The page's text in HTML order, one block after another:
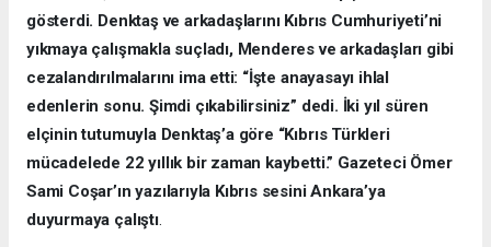
gösterdi. Denktaş ve arkadaşlarını Kıbrıs Cumhuriyeti’ni
yıkmaya çalışmakla suçladı, Menderes ve arkadaşları gibi
cezalandırılmalarını ima etti: “İşte anayasayı ihlal
edenlerin sonu. Şimdi çıkabilirsiniz” dedi. İki yıl süren
elçinin tutumuyla Denktaş’a göre “Kıbrıs Türkleri
mücadelede 22 yıllık bir zaman kaybetti.” Gazeteci Ömer
Sami Coşar’ın yazılarıyla Kıbrıs sesini Ankara’ya
duyurmaya çalıştı.